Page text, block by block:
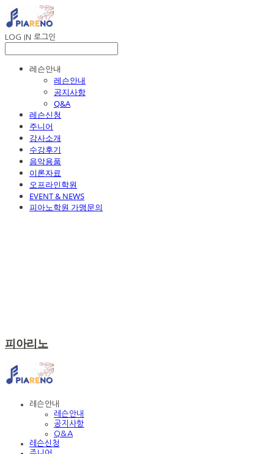
LOG IN 로그인
레슨안내
레슨안내
공지사항
Q&A
레슨신청
주니어
강사소개
수강후기
음악용품
이론자료
오프라인학원
EVENT & NEWS
피아노학원 가맹문의
피아리노
레슨안내
레슨안내
공지사항
Q&A
레슨신청